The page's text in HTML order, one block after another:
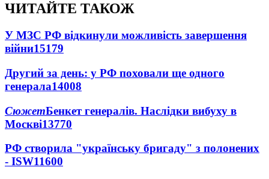
ЧИТАЙТЕ ТАКОЖ
У МЗС РФ відкинули можливість завершення
війни15179
Другий за день: у РФ поховали ще одного
генерала14008
СюжетБенкет генералів. Наслідки вибуху в
Москві13770
РФ створила "українську бригаду" з полонених
- ISW11600